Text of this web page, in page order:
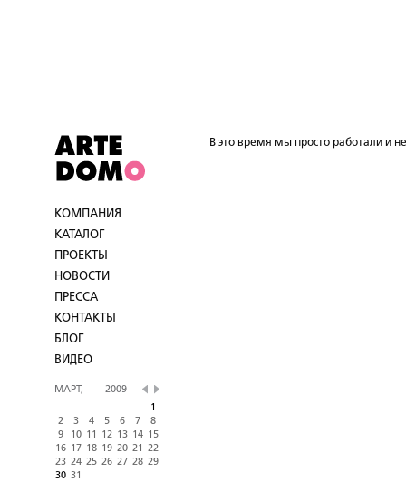
КОМПАНИЯ
КАТАЛОГ
ПРОЕКТЫ
НОВОСТИ
ПРЕССА
КОНТАКТЫ
БЛОГ
ВИДЕО
МАРТ,
2009
1
2
3 4 5 6 7
8
9
10 11 12 13 14
15
16 17 18 19 20 21
22
23 24 25 26 27 28 29
30 31
В это время мы просто работали и